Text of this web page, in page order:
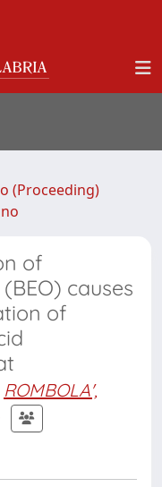
(Proceeding)
of
causes
of
ROMBOLA',